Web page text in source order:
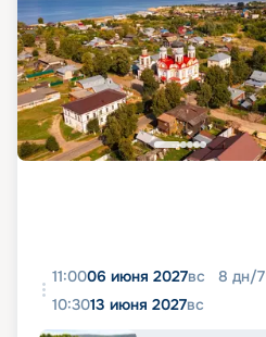
11:0006 июня 2027вс 8 дн/7
10:3013 июня 2027вс